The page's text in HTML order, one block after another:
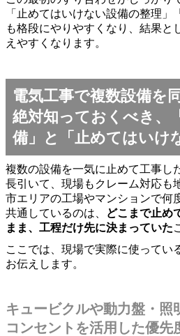
「止めてはいけない設備の整理」
も格段にやりやすくなり、結果と
えやすくなります。
電気工事で複数設備を
絶対知っておくべき、
備」と「止めてはいけ
複数の設備を一気に止めて工事し
長引いて、現場もクレーム対応も
市エリアの工場やマンションで何
共通しているのは、
どこまで止め
まま、工程だけ先に決まっていた
ここでは、現場で実際に使ってい
お伝えします。
キュービクルや動力盤・
コンセントを活用した優先